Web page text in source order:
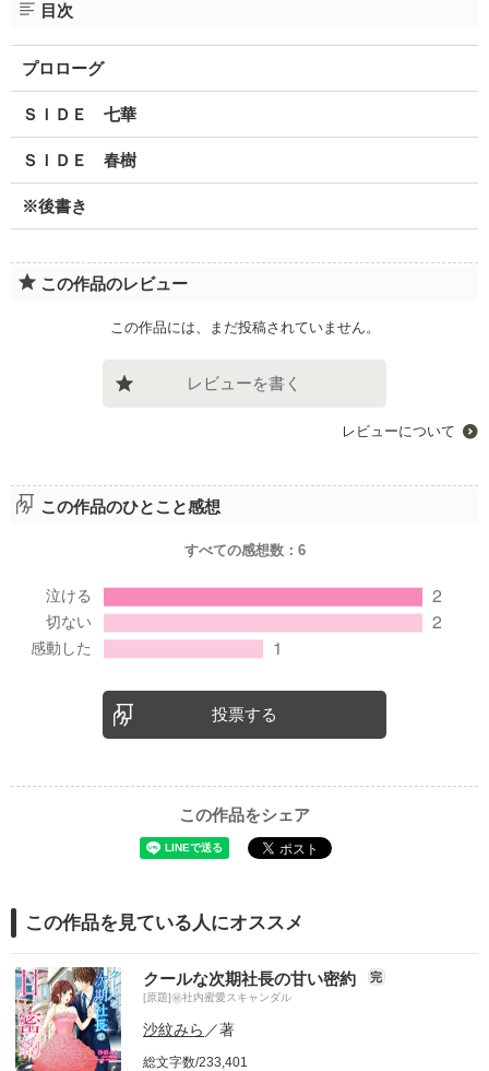
目次
プロローグ
ＳＩＤＥ 七華
ＳＩＤＥ 春樹
※後書き
この作品のレビュー
この作品には、まだ投稿されていません。
レビューを書く
レビューについて
この作品のひとこと感想
すべての感想数： 6
投票する
この作品をシェア
この作品を見ている人にオススメ
クールな次期社長の甘い密約 完
[原題]㊙社内蜜愛スキャンダル
沙紋みら ／著
総文字数/233,401